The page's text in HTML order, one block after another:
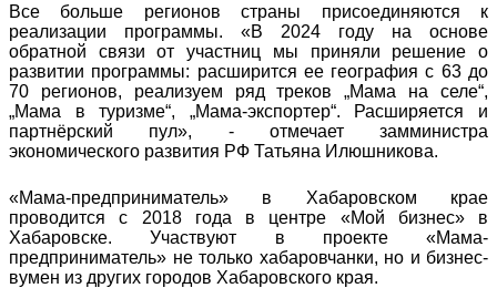
Все больше регионов страны присоединяются к
реализации программы. «В 2024 году на основе
обратной связи от участниц мы приняли решение о
развитии программы: расширится ее география с 63 до
70 регионов, реализуем ряд треков „Мама на селе“,
„Мама в туризме“, „Мама-экспортер“. Расширяется и
партнёрский пул», - отмечает замминистра
экономического развития РФ Татьяна Илюшникова.
«Мама-предприниматель» в Хабаровском крае
проводится с 2018 года в центре «Мой бизнес» в
Хабаровске. Участвуют в проекте «Мама-
предприниматель» не только хабаровчанки, но и бизнес-
вумен из других городов Хабаровского края.